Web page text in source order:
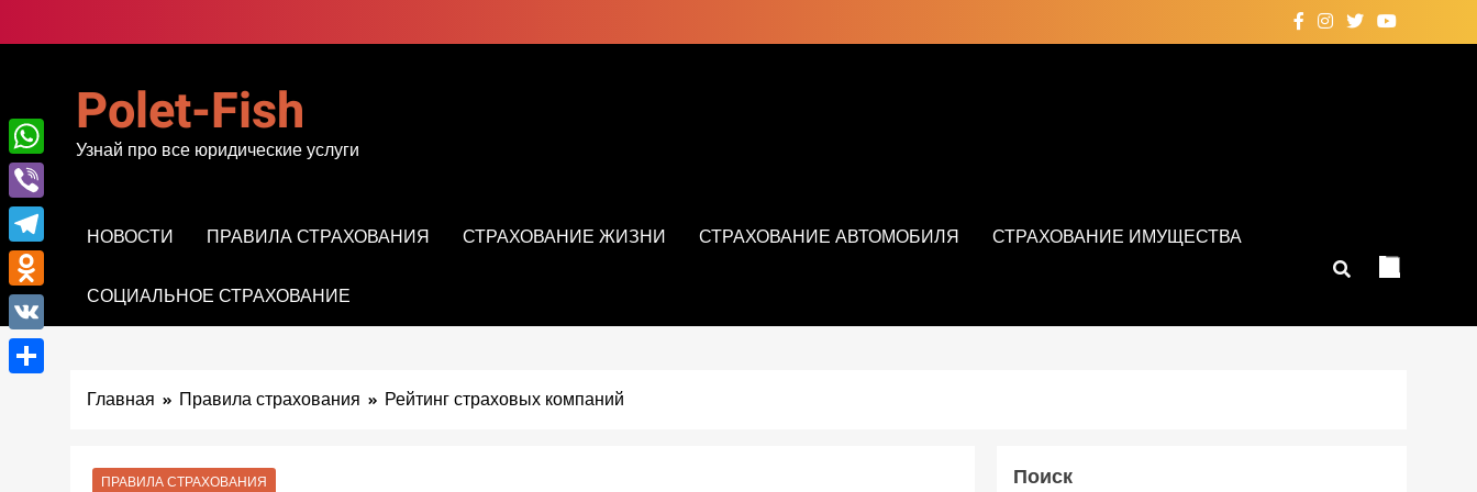
к
Polet-Fish
Узнай про все юридические услуги
НОВОСТИ ПРАВИЛА СТРАХОВАНИЯ СТРАХОВАНИЕ ЖИЗНИ СТРАХОВАНИЕ АВТОМОБИЛЯ СТРАХОВАНИЕ ИМУЩЕСТВА
СОЦИАЛЬНОЕ СТРАХОВАНИЕ
Главная Правила страхования Рейтинг страховых компаний
ПРАВИЛА СТРАХОВАНИЯ Поиск
WhatsApp
Viber
Telegram
Odnoklassniki
VK
Отправить